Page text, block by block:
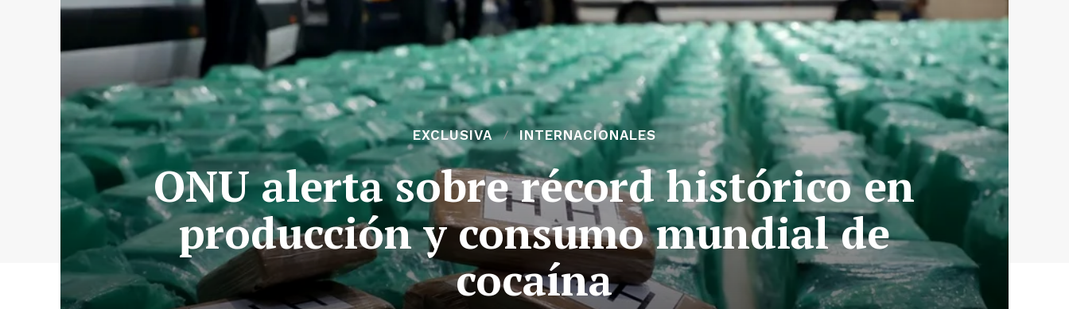
EXCLUSIVA INTERNACIONALES
ONU alerta sobre récord histórico en
producción y consumo mundial de
cocaína